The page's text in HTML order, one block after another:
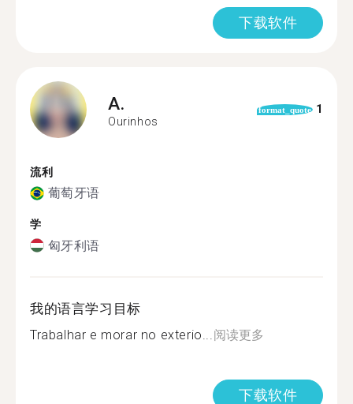
下载软件
A.
Ourinhos
format_quote 1
流利
葡萄牙语
学
匈牙利语
我的语言学习目标
Trabalhar e morar no exterio... 阅读更多
下载软件